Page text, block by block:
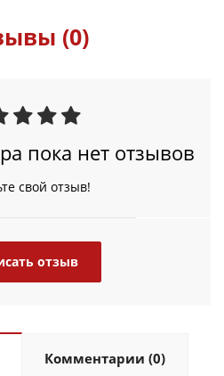
(0)
пока нет отзывов
свой отзыв!
отзыв
Комментарии (0)